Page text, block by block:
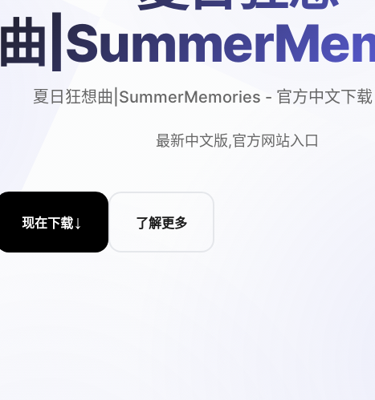
曲
夏日狂想曲|SummerMemories - 官方中文下载
最新中文版,官方网站入口
现在下载↓ 了解更多